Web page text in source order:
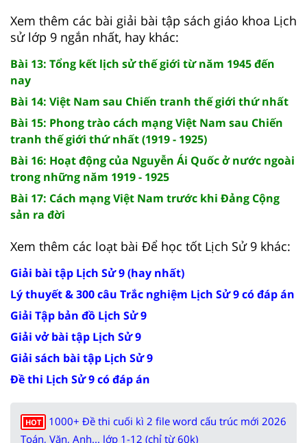
Xem thêm các bài giải bài tập sách giáo khoa Lịch
sử lớp 9 ngắn nhất, hay khác:
Bài 13: Tổng kết lịch sử thế giới từ năm 1945 đến
nay
Bài 14: Việt Nam sau Chiến tranh thế giới thứ nhất
Bài 15: Phong trào cách mạng Việt Nam sau Chiến
tranh thế giới thứ nhất (1919 - 1925)
Bài 16: Hoạt động của Nguyễn Ái Quốc ở nước ngoài
trong những năm 1919 - 1925
Bài 17: Cách mạng Việt Nam trước khi Đảng Cộng
sản ra đời
Xem thêm các loạt bài Để học tốt Lịch Sử 9 khác:
Giải bài tập Lịch Sử 9 (hay nhất)
Lý thuyết & 300 câu Trắc nghiệm Lịch Sử 9 có đáp án
Giải Tập bản đồ Lịch Sử 9
Giải vở bài tập Lịch Sử 9
Giải sách bài tập Lịch Sử 9
Đề thi Lịch Sử 9 có đáp án
HOT
1000+ Đề thi cuối kì 2 file word cấu trúc mới 2026
Toán, Văn, Anh... lớp 1-12 (chỉ từ 60k)